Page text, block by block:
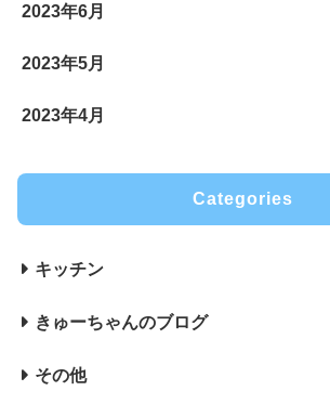
2023年6月
2023年5月
2023年4月
Categories
キッチン
きゅーちゃんのブログ
その他